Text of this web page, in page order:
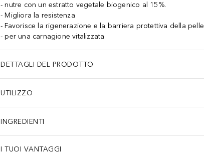
nutre con un estratto vegetale biogenico al 15%.
Migliora la resistenza
Favorisce la rigenerazione e la barriera protettiva della pelle
per una carnagione vitalizzata
DETTAGLI DEL PRODOTTO
UTILIZZO
INGREDIENTI
I TUOI VANTAGGI